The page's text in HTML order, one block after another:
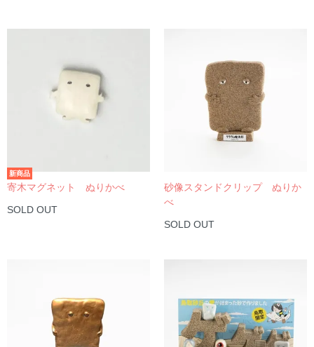
新商品
寄木マグネット ぬりかべ
SOLD OUT
砂像スタンドクリップ ぬりか
べ
SOLD OUT